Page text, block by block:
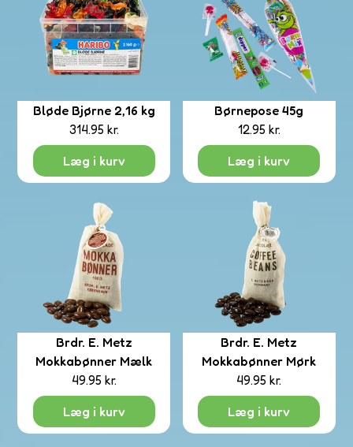
Bløde Bjørne 2,16 kg
314.95 kr.
Læg i kurv
Børnepose 45g
12.95 kr.
Læg i kurv
Brdr. E. Metz
Mokkabønner Mælk
49.95 kr.
Læg i kurv
Brdr. E. Metz
Mokkabønner Mørk
49.95 kr.
Læg i kurv